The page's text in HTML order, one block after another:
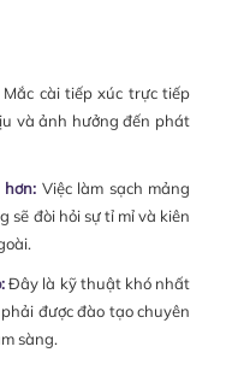
cài tiếp xúc trực tiếp
và ảnh hưởng đến phát
Việc làm sạch mảng
sẽ đòi hỏi sự tỉ mỉ và kiên
Đây là kỹ thuật khó nhất
được đào tạo chuyên
sàng.